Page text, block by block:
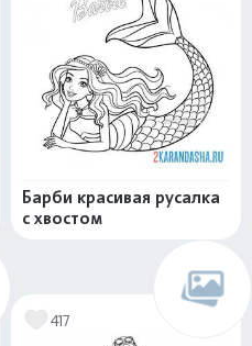
Барби красивая русалка
с хвостом
417